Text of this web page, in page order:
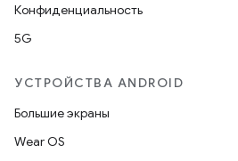
Конфиденциальность
5G
УСТРОЙСТВА ANDROID
Большие экраны
Wear OS